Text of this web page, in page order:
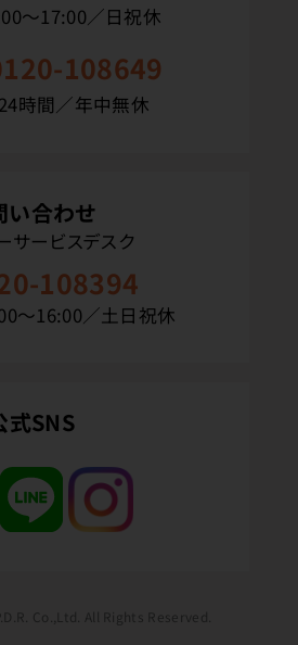
〜17:00／日祝休
108649
時間／年中無休
い合わせ
サービスデスク
108394
〜16:00／土日祝休
式SNS
Co.,Ltd. All Rights Reserved.